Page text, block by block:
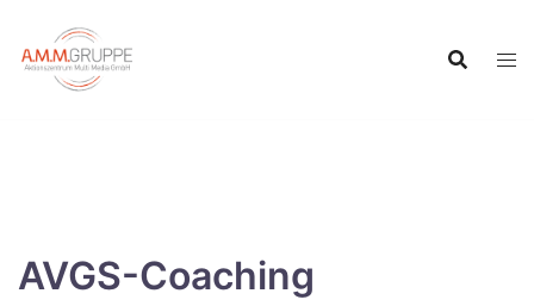
springen
Inhalt
springen
AVGS-Coaching